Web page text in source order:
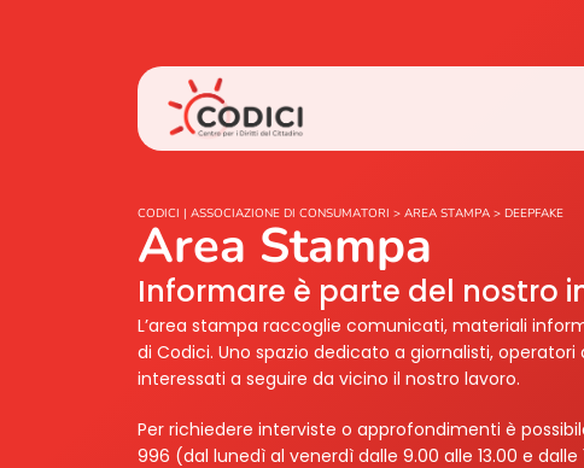
CODICI | ASSOCIAZIONE DI CONSUMATORI > AREA STAMPA > DEEPFAKE
Area Stampa
Informare è parte del nostro
L’area stampa raccoglie comunicati, materiali
di Codici. Uno spazio dedicato a giornalisti,
interessati a seguire da vicino il nostro lavoro.
Per richiedere interviste o approfondimenti è
996 (dal lunedì al venerdì dalle 9.00 alle 13.00 e dalle